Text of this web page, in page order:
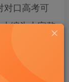
口高考可
编为大家整
意事项”，